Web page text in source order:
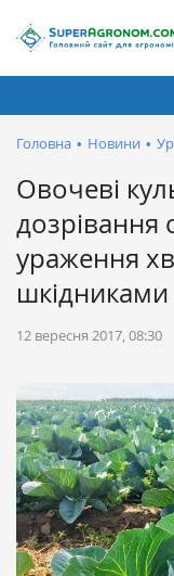
Головна • Новини •
Овочеві
дозрівання
ураження
шкідниками
12 вересня 2017, 08:30